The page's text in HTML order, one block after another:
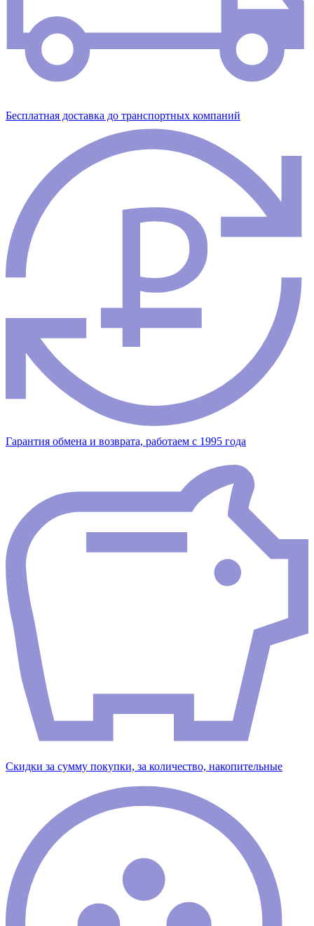
Бесплатная доставка до транспортных компаний
Гарантия обмена и возврата, работаем с 1995 года
Скидки за сумму покупки, за количество, накопительные